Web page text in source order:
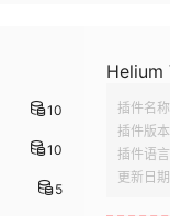
10
10
5
Helium
插件名
插件版
插件语
更新日